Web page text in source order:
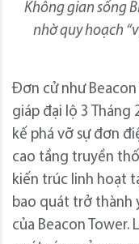
Không gian sống
nhờ quy hoạch
Đơn cử như
giáp đại lộ 3
kế phá vỡ sự đơn
cao tầng truyền
kiến trúc linh hoạt
bao quát trở
của Beacon